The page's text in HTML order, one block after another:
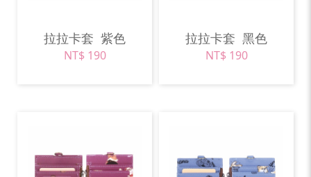
拉拉卡套 紫色
NT$ 190
拉拉卡套 黑色
NT$ 190